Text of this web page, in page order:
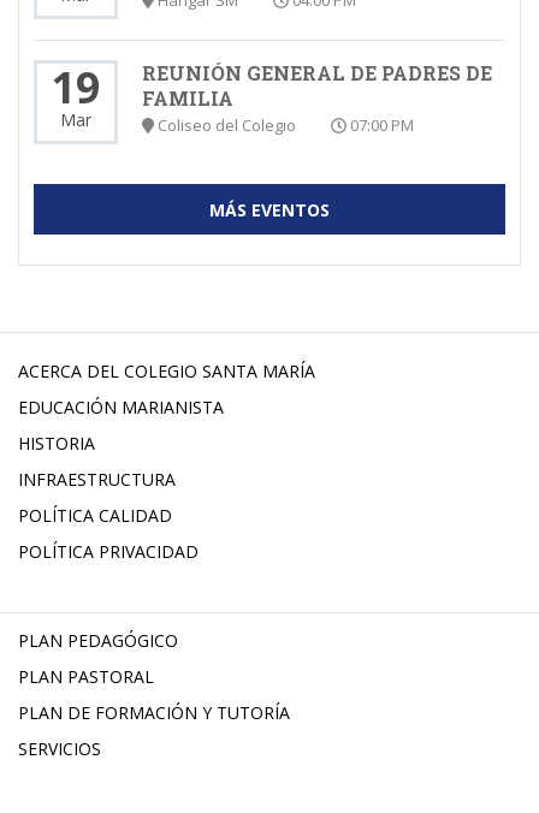
19
Mar
REUNIÓN GENERAL DE PADRES DE
FAMILIA
Coliseo del Colegio 07:00 PM
MÁS EVENTOS
ACERCA DEL COLEGIO SANTA MARÍA
EDUCACIÓN MARIANISTA
HISTORIA
INFRAESTRUCTURA
POLÍTICA CALIDAD
POLÍTICA PRIVACIDAD
PLAN PEDAGÓGICO
PLAN PASTORAL
PLAN DE FORMACIÓN Y TUTORÍA
SERVICIOS